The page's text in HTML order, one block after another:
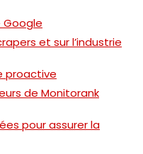
et sur l’industrie
proactive
de Monitorank
pour assurer la